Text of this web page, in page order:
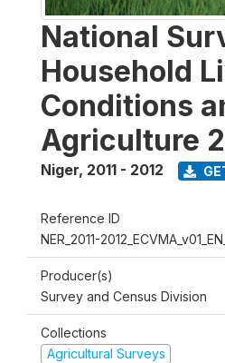
National
Household
Conditions
Agriculture
Niger, 2011 - 2012
Reference ID
NER_2011-
Producer(s)
Survey and Census Division
Collections
Agricultural Surveys